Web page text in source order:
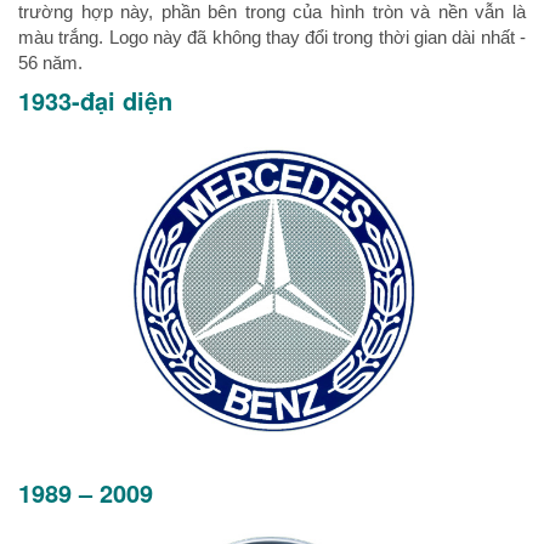
trường hợp này, phần bên trong của hình tròn và nền vẫn là
màu trắng. Logo này đã không thay đổi trong thời gian dài nhất -
56 năm.
1933-đại diện
1989 – 2009